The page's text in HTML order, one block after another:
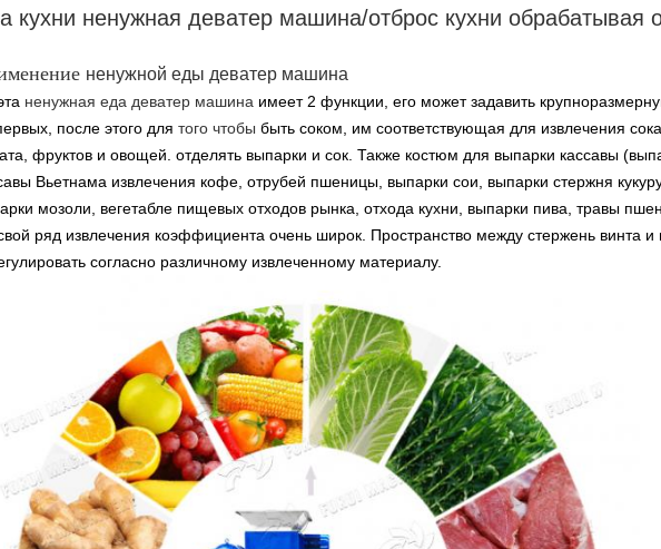
кухни ненужная деватер машина/отброс кухни обрабатывая
ненужной еды деватер машина
ненужная еда деватер машина имеет 2 функции, его может задавить
после этого для того чтобы быть соком, им соответствующая для извлечения
фруктов и овощей. отделять выпарки и сок. Также костюм для выпарки кассавы
Вьетнама извлечения кофе, отрубей пшеницы, выпарки сои, выпарки стержня
мозоли, вегетабле пищевых отходов рынка, отхода кухни, выпарки пива, травы
ряд извлечения коэффициента очень широк. Пространство между стержень винта
согласно различному извлеченному материалу.